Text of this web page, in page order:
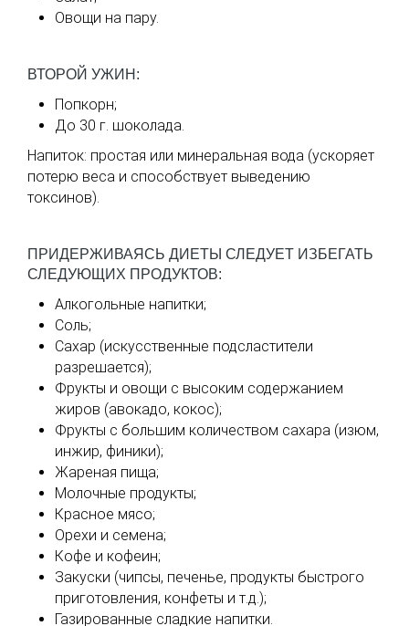
Овощи на пару.
ВТОРОЙ УЖИН:
Попкорн;
До 30 г. шоколада.
Напиток: простая или минеральная вода (ускоряет
потерю веса и способствует выведению
токсинов).
ПРИДЕРЖИВАЯСЬ ДИЕТЫ СЛЕДУЕТ ИЗБЕГАТЬ
СЛЕДУЮЩИХ ПРОДУКТОВ:
Алкогольные напитки;
Соль;
Сахар (искусственные подсластители
разрешается);
Фрукты и овощи с высоким содержанием
жиров (авокадо, кокос);
Фрукты с большим количеством сахара (изюм,
инжир, финики);
Жареная пища;
Молочные продукты;
Красное мясо;
Орехи и семена;
Кофе и кофеин;
Закуски (чипсы, печенье, продукты быстрого
приготовления, конфеты и т.д.);
Газированные сладкие напитки.